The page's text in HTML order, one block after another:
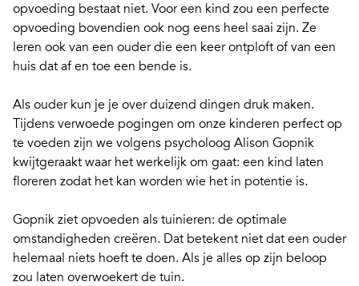
opvoeding bestaat niet. Voor een kind zou een perfecte
opvoeding bovendien ook nog eens heel saai zijn. Ze
leren ook van een ouder die een keer ontploft of van een
huis dat af en toe een bende is.
Als ouder kun je je over duizend dingen druk maken.
Tijdens verwoede pogingen om onze kinderen perfect op
te voeden zijn we volgens psycholoog Alison Gopnik
kwijtgeraakt waar het werkelijk om gaat: een kind laten
floreren zodat het kan worden wie het in potentie is.
Gopnik ziet opvoeden als tuinieren: de optimale
omstandigheden creëren. Dat betekent niet dat een ouder
helemaal niets hoeft te doen. Als je alles op zijn beloop
zou laten overwoekert de tuin.